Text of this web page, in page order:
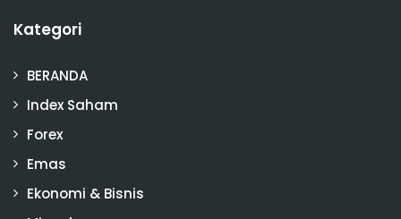
Kategori
BERANDA
Index Saham
Forex
Emas
Ekonomi & Bisnis